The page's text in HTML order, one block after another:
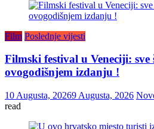
Film Poslednje vijesti
Filmski festival u Veneciji: sve
ovogodišnjem izdanju !
10 Augusta, 20269 Augusta, 2026
read